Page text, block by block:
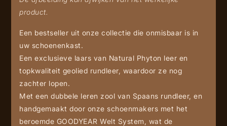
product.
Een bestseller uit onze collectie die onmisbaar is in
uw schoenenkast.
Een exclusieve laars van Natural Phyton leer en
topkwaliteit geolied rundleer, waardoor ze nog
zachter lopen.
Met een dubbele leren zool van Spaans rundleer, en
handgemaakt door onze schoenmakers met het
beroemde GOODYEAR Welt System, wat de